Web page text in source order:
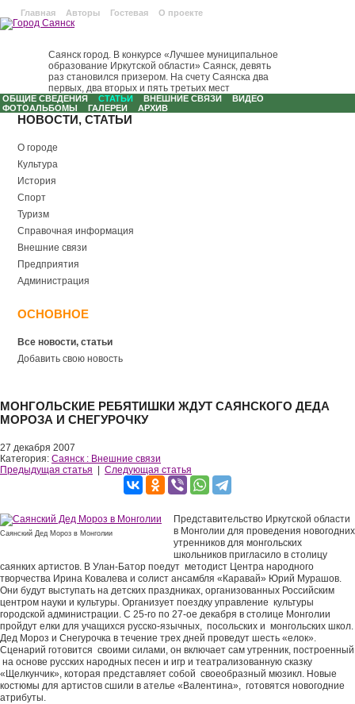
Главная Авторы Гостевая О проекте
Саянск город. В конкурсе «Лучшее муниципальное
образование Иркутской области» Саянск, девять
раз становился призером. На счету Саянска два
первых, два вторых и пять третьих мест
ОБЩИЕ СВЕДЕНИЯ CТАТЬИ ВНЕШНИЕ СВЯЗИ
ВИДЕО
ФОТОАЛЬБОМЫ
ГАЛЕРЕИ АРХИВ
НОВОСТИ, СТАТЬИ
О городе
Культура
История
Спорт
Туризм
Справочная информация
Внешние связи
Предприятия
Администрация
ОСНОВНОЕ
Все новости, статьи
Добавить свою новость
МОНГОЛЬСКИЕ РЕБЯТИШКИ ЖДУТ САЯНСКОГО ДЕДА
МОРОЗА И СНЕГУРОЧКУ
27 декабря 2007
Категория: Саянск : Внешние связи
Предыдущая статья
Следующая статья
Саянский Дед Мороз в Монголии
Представительство Иркутской области
в Монголии для проведения новогодних
утренников для монгольских
школьников пригласило в столицу
саянких артистов. В Улан-Батор поедут методист Центра народного
творчества Ирина Ковалева и солист ансамбля «Каравай» Юрий Мурашов.
Они будут выступать на детских праздниках, организованных Российским
центром науки и культуры. Организует поездку управление культуры
городской администрации. С 25-го по 27-ое декабря в столице Монголии
пройдут елки для учащихся русско-язычных, посольских и монгольских школ.
Дед Мороз и Снегурочка в течение трех дней проведут шесть «елок».
Сценарий готовится своими силами, он включает сам утренник, построенный
на основе русских народных песен и игр и театрализованную сказку
«Щелкунчик», которая представляет собой своеобразный мюзикл. Новые
костюмы для артистов сшили в ателье «Валентина», готовятся новогодние
атрибуты.